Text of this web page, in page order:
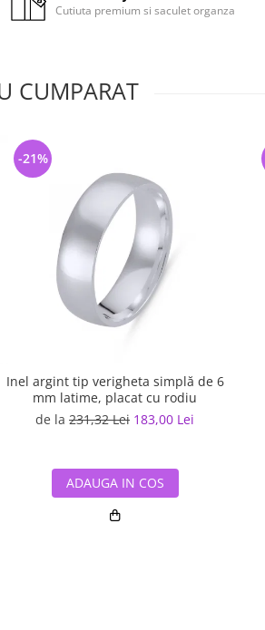
Cutiuta premium si saculet organza
CUMPARAT
Inel argint tip verigheta simplă de 6
mm latime, placat cu rodiu
de la 231,32 Lei 183,00 Lei
-21%
ADAUGA IN COS